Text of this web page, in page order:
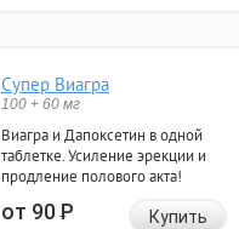
Супер Виагра
100 + 60 мг
Виагра и Дапоксетин в одной
таблетке. Усиление эрекции и
продление полового акта!
от 90Р Купить